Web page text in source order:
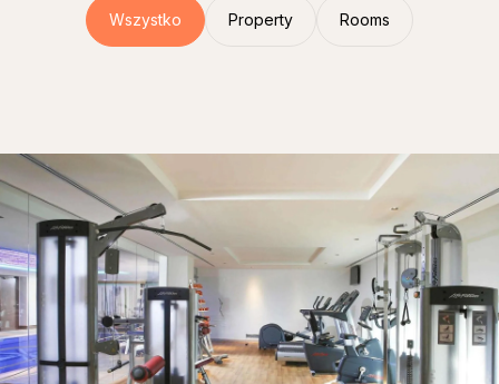
Wszystko Property Rooms